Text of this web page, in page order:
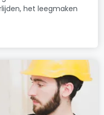
het leegmaken